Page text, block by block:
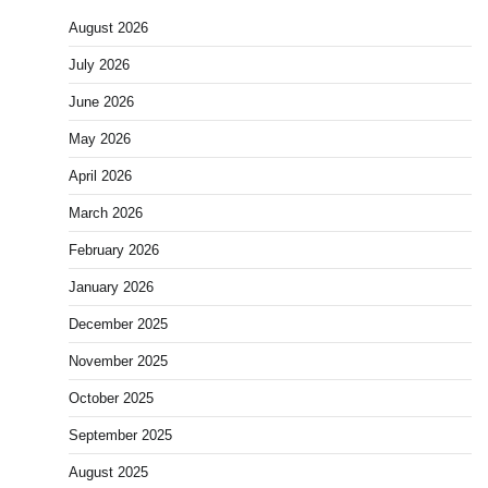
August 2026
July 2026
June 2026
May 2026
April 2026
March 2026
February 2026
January 2026
December 2025
November 2025
October 2025
September 2025
August 2025